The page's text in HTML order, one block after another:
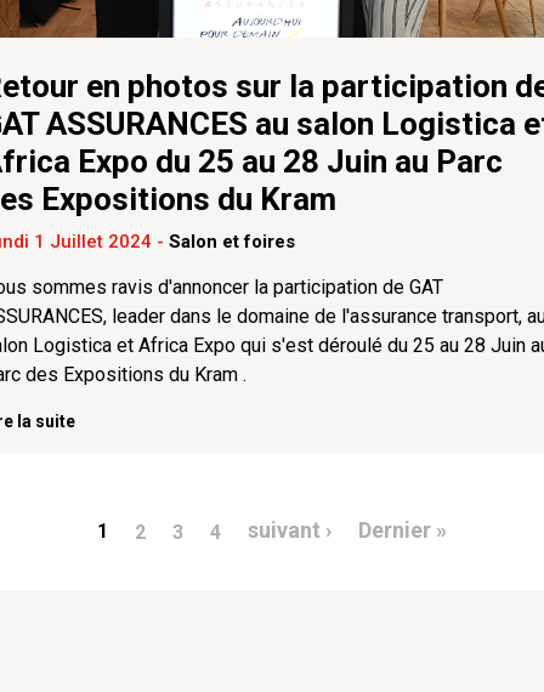
en photos sur la participation
ASSURANCES au salon Logistica
Expo du 25 au 28 Juin au Parc
Expositions du Kram
1 Juillet 2024 - Salon et foires
sommes ravis d'annoncer la participation de GAT
leader dans le domaine de l'assurance transport,
Logistica et Africa Expo qui s'est déroulé du 25 au 28 Juin
des Expositions du Kram .
la suite
1 2 3 4 suivant ›Page suivante
Dernier »